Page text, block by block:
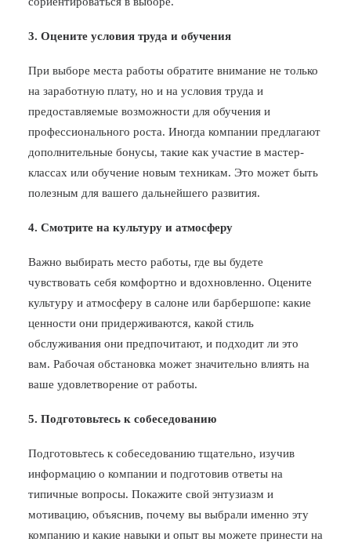
3. Оцените условия труда и обучения
При выборе места работы обратите внимание не только
на заработную плату, но и на условия труда и
предоставляемые возможности для обучения и
профессионального роста. Иногда компании предлагают
дополнительные бонусы, такие как участие в мастер-
классах или обучение новым техникам. Это может быть
полезным для вашего дальнейшего развития.
4. Смотрите на культуру и атмосферу
Важно выбирать место работы, где вы будете
чувствовать себя комфортно и вдохновленно. Оцените
культуру и атмосферу в салоне или барбершопе: какие
ценности они придерживаются, какой стиль
обслуживания они предпочитают, и подходит ли это
вам. Рабочая обстановка может значительно влиять на
ваше удовлетворение от работы.
5. Подготовьтесь к собеседованию
Подготовьтесь к собеседованию тщательно, изучив
информацию о компании и подготовив ответы на
типичные вопросы. Покажите свой энтузиазм и
мотивацию, объяснив, почему вы выбрали именно эту
компанию и какие навыки и опыт вы можете принести на